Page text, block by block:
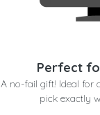
Perfect
A no-fail gift! Ideal for
pick exactly